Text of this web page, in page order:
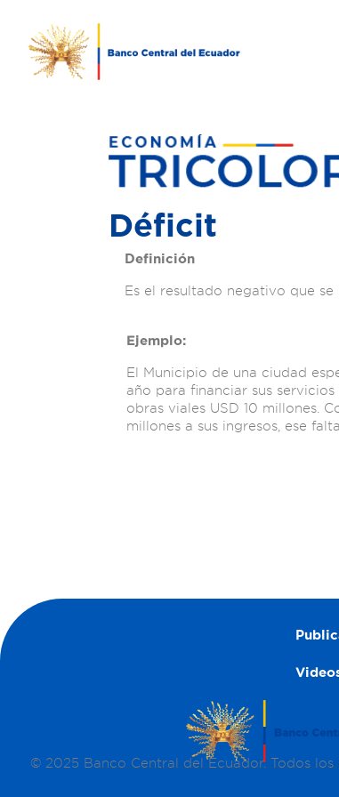
Déficit
Definición
Es el resultado negativo que
Ejemplo:
El Municipio de una ciudad
año para financiar sus
obras viales USD 10 millones.
millones a sus ingresos, ese
© 2025 Banco Central del Ecuador. Todos